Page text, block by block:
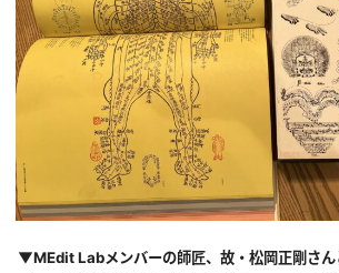
▼MEdit Labメンバーの師匠、故・松岡正剛さん